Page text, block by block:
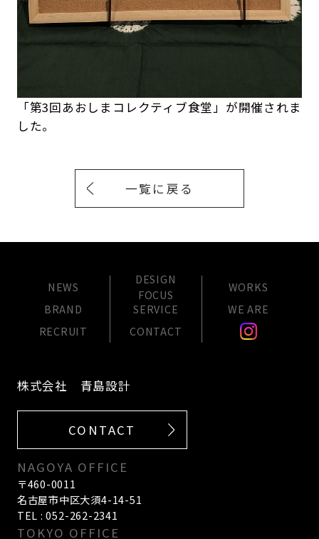
「第3回あおしまコレクティブ食堂」が開催されま
した。
一覧に戻る
NEWS
DESIGN
FOCUS
WORKS
BRAND
SERVICE
WE ARE
RECRUIT
CONTACT
株式会社 青島設計
CONTACT
NAGOYA OFFICE
〒460-0011
名古屋市中区大須4-14-51
TEL : 052-262-2341
TOKYO OFFICE